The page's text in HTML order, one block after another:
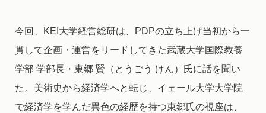
今回、KEI大学経営総研は、PDPの立ち上げ当初から一
貫して企画・運営をリードしてきた武蔵大学国際教養
学部 学部長・東郷 賢（とうごう けん）氏に話を聞い
た。美術史から経済学へと転じ、イェール大学大学院
で経済学を学んだ異色の経歴を持つ東郷氏の視座は、